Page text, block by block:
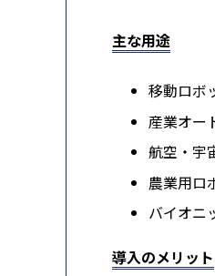
主な用途
移動ロボ
産業オー
航空・宇
農業用ロ
バイオニ
導入のメリット